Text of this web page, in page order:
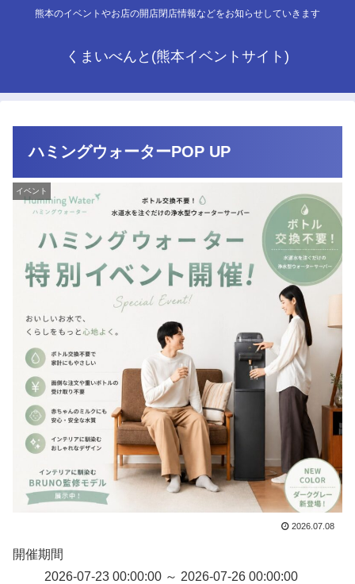
熊本のイベントやお店の開店閉店情報などをお知らせしていきます
くまいべんと(熊本イベントサイト)
ハミングウォーターPOP UP
イベント
2026.07.08
開催期間
2026-07-23 00:00:00 ～ 2026-07-26 00:00:00